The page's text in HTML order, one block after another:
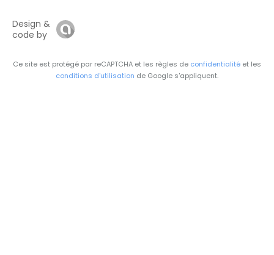
Design &
code by
Ce site est protégé par reCAPTCHA et les règles de confidentialité et les
conditions d'utilisation de Google s'appliquent.